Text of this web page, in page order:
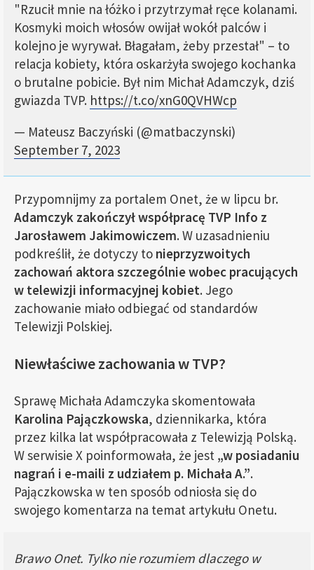
"Rzucił mnie na łóżko i przytrzymał ręce kolanami.
Kosmyki moich włosów owijał wokół palców i
kolejno je wyrywał. Błagałam, żeby przestał" – to
relacja kobiety, która oskarżyła swojego kochanka
o brutalne pobicie. Był nim Michał Adamczyk, dziś
gwiazda TVP. https://t.co/xnG0QVHWcp
— Mateusz Baczyński (@matbaczynski)
September 7, 2023
Przypomnijmy za portalem Onet, że w lipcu br.
Adamczyk zakończył współpracę TVP Info z
Jarosławem Jakimowiczem. W uzasadnieniu
podkreślił, że dotyczy to nieprzyzwoitych
zachowań aktora szczególnie wobec pracujących
w telewizji informacyjnej kobiet. Jego
zachowanie miało odbiegać od standardów
Telewizji Polskiej.
Niewłaściwe zachowania w TVP?
Sprawę Michała Adamczyka skomentowała
Karolina Pajączkowska, dziennikarka, która
przez kilka lat współpracowała z Telewizją Polską.
W serwisie X poinformowała, że jest „w posiadaniu
nagrań i e-maili z udziałem p. Michała A.”.
Pajączkowska w ten sposób odniosła się do
swojego komentarza na temat artykułu Onetu.
Brawo Onet. Tylko nie rozumiem dlaczego w